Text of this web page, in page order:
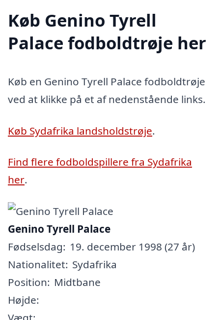
Køb Genino Tyrell
Palace fodboldtrøje her
Køb en Genino Tyrell Palace fodboldtrøje
ved at klikke på et af nedenstående links.
Køb Sydafrika landsholdstrøje.
Find flere fodboldspillere fra Sydafrika
her.
Genino Tyrell Palace
Fødselsdag: 19. december 1998 (27 år)
Nationalitet: Sydafrika
Position: Midtbane
Højde: